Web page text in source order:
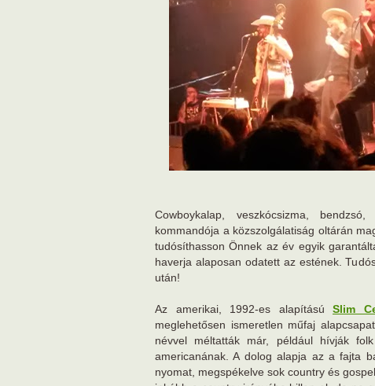
Cowboykalap, veszkócsizma,
kommandója a közszolgálatiság oltárán
tudósíthasson Önnek az év egyik
haverja alaposan odatett az estének.
után!
Az amerikai, 1992-es alapítású Slim
meglehetősen ismeretlen műfaj
névvel méltatták már, például hívják
americanának. A dolog alapja az a fajta
nyomat, megspékelve sok country és